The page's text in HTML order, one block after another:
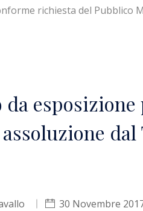
richiesta del Pubblico
esposizione
30 Novembre